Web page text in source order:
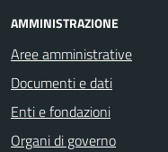
AMMINISTRAZIONE
Aree amministrative
Documenti e dati
Enti e fondazioni
Organi di governo